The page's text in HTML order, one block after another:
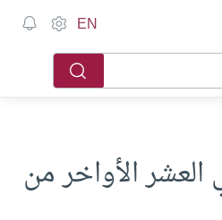
EN
الأواخر من